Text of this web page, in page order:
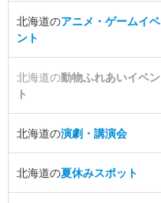
北海道のアニメ・ゲームイベ
ント
北海道の動物ふれあいイベン
ト
北海道の演劇・講演会
北海道の夏休みスポット